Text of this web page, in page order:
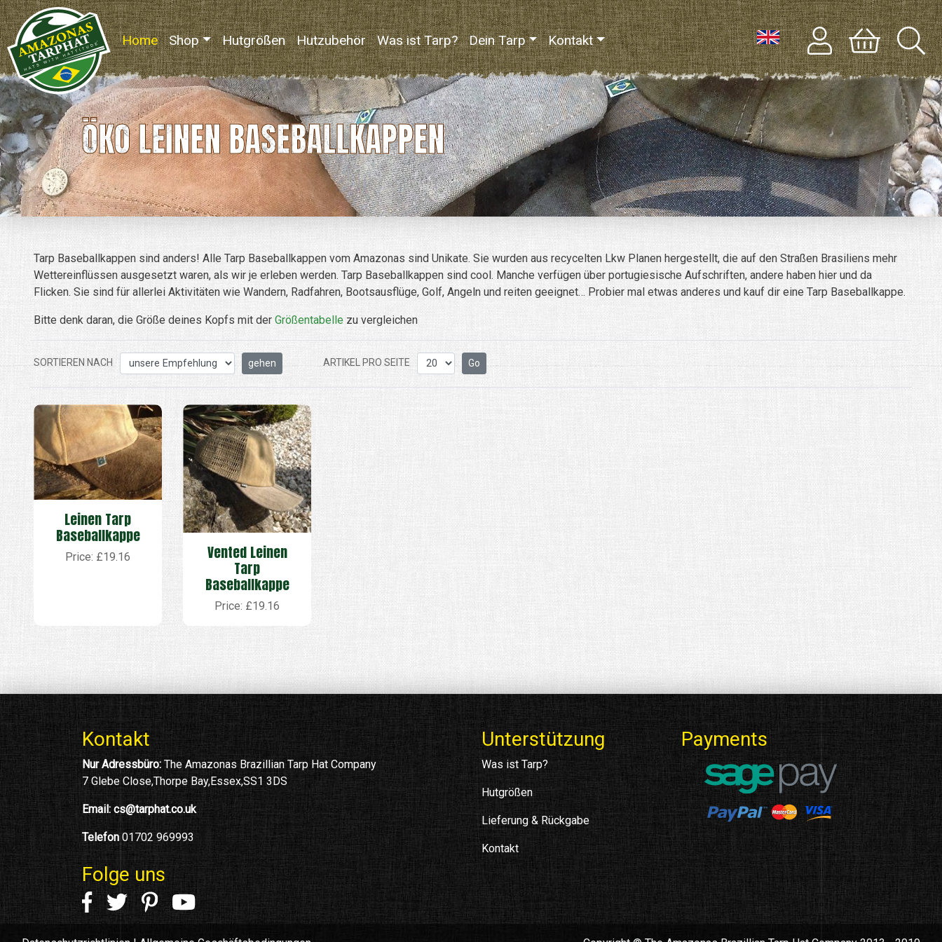
Home(current)
Shop Hutgrößen Hutzubehör Was ist Tarp? Dein Tarp Kontakt
ÖKO LEINEN BASEBALLKAPPEN
Tarp Baseballkappen sind anders! Alle Tarp Baseballkappen vom Amazonas sind Unikate. Sie wurden aus recycelten Lkw Planen hergestellt, die auf den Straßen Brasiliens mehr
Wettereinflüssen ausgesetzt waren, als wir je erleben werden. Tarp Baseballkappen sind cool. Manche verfügen über portugiesische Aufschriften, andere haben hier und da
Flicken. Sie sind für allerlei Aktivitäten wie Wandern, Radfahren, Bootsausflüge, Golf, Angeln und reiten geeignet… Probier mal etwas anderes und kauf dir eine Tarp Baseballkappe.
Bitte denk daran, die Größe deines Kopfs mit der Größentabelle zu vergleichen
SORTIEREN NACH ARTIKEL PRO SEITE
Leinen Tarp
Baseballkappe
Price: £19.16 Vented Leinen
Tarp
Baseballkappe
Price: £19.16
Kontakt
Nur Adressbüro: The Amazonas Brazillian Tarp Hat Company
7 Glebe Close,Thorpe Bay,Essex,SS1 3DS
Email: cs@tarphat.co.uk
Telefon 01702 969993
Folge uns
Unterstützung
Was ist Tarp?
Hutgrößen
Lieferung & Rückgabe
Kontakt
Payments